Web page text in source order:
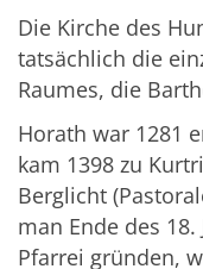
Die Kirche des
tatsächlich die
Raumes, die
Horath war 1281
kam 1398 zu
Berglicht
man Ende des
Pfarrei gründen,